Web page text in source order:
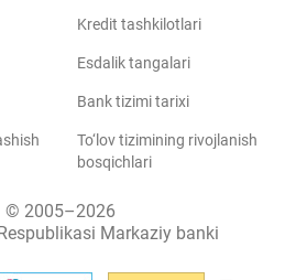
Kredit tashkilotlari
Esdalik tangalari
Bank tizimi tarixi
To‘lov tizimining rivojlanish
bosqichlari
© 2005–2026
Markaziy banki